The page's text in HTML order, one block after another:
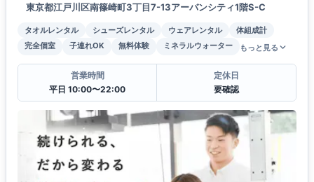
東京都江戸川区南篠崎町3丁目7-13アーバンシティ1階S-C
タオルレンタル シューズレンタル ウェアレンタル
体組成計
完全個室
子連れOK 無料体験 ミネラルウォーター もっと見る
営業時間
平日 10:00〜22:00
定休日
要確認